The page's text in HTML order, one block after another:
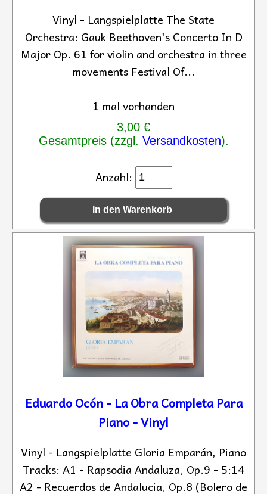
Vinyl - Langspielplatte The State
Orchestra: Gauk Beethoven's Concerto In D
Major Op. 61 for violin and orchestra in three
movements Festival Of...
1 mal vorhanden
3,00 €
Gesamtpreis (zzgl. Versandkosten).
Anzahl:
Eduardo Ocón - La Obra Completa Para
Piano - Vinyl
Vinyl - Langspielplatte Gloria Emparán, Piano
Tracks: A1 - Rapsodia Andaluza, Op.9 - 5:14
A2 - Recuerdos de Andalucia, Op.8 (Bolero de